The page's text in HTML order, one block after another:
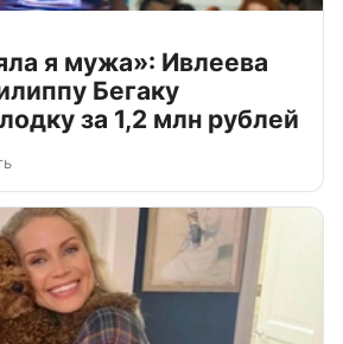
я мужа»: Ивлеева
Бегаку
за 1,2 млн рублей